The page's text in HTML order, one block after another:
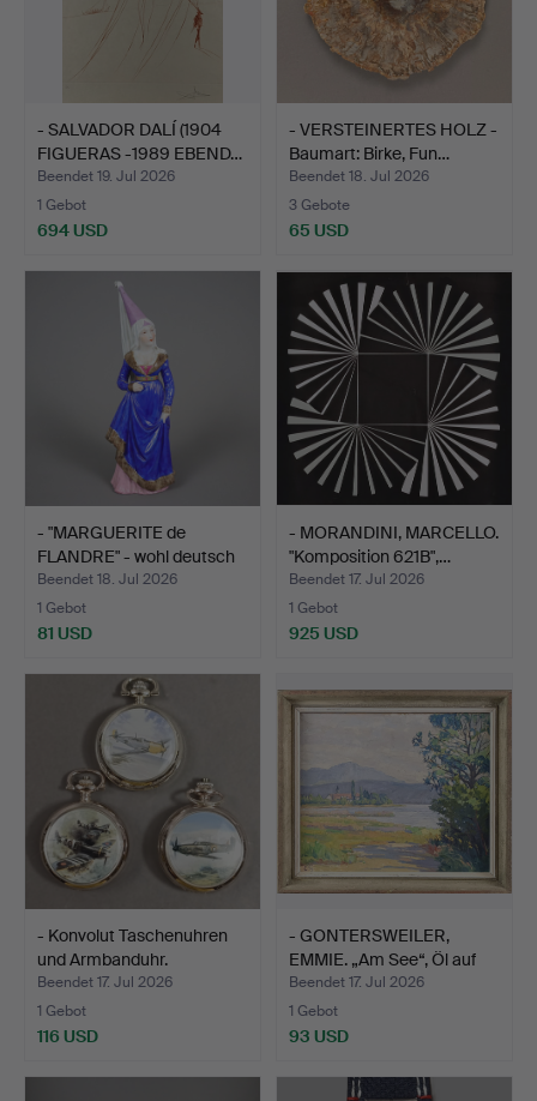
- SALVADOR DALÍ (1904
FIGUERAS -1989 EBEND…
Beendet 19. Jul 2026
1 Gebot
694 USD
- VERSTEINERTES HOLZ -
Baumart: Birke, Fun…
Beendet 18. Jul 2026
3 Gebote
65 USD
- "MARGUERITE de
FLANDRE" - wohl deutsch
u…
Beendet 18. Jul 2026
1 Gebot
81 USD
- MORANDINI, MARCELLO.
"Komposition 621B",…
Beendet 17. Jul 2026
1 Gebot
925 USD
- Konvolut Taschenuhren
und Armbanduhr.
Beendet 17. Jul 2026
1 Gebot
116 USD
- GONTERSWEILER,
EMMIE. „Am See“, Öl auf
L…
Beendet 17. Jul 2026
1 Gebot
93 USD